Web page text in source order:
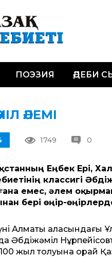
ПОЭЗИЯ ӘДЕБИ
ӘЛЕМІ
1749 0
Еңбек Ері,
классигі
емес, әлем
бері өңір-
Алматы қаласындағы
Әбдіжәміл
жыл толуына орай